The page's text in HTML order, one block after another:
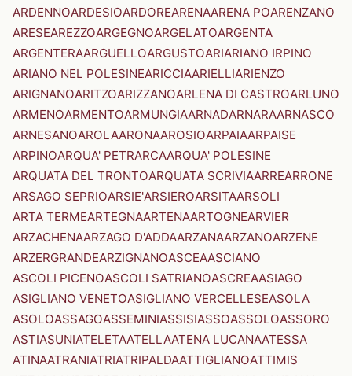
ARDENNOARDESIOARDOREARENAARENA POARENZANO
ARESEAREZZOARGEGNOARGELATOARGENTA
ARGENTERAARGUELLOARGUSTOARIARIANO IRPINO
ARIANO NEL POLESINEARICCIAARIELLIARIENZO
ARIGNANOARITZOARIZZANOARLENA DI CASTROARLUNO
ARMENOARMENTOARMUNGIAARNADARNARAARNASCO
ARNESANOAROLAARONAAROSIOARPAIAARPAISE
ARPINOARQUA' PETRARCAARQUA' POLESINE
ARQUATA DEL TRONTOARQUATA SCRIVIAARREARRONE
ARSAGO SEPRIOARSIE'ARSIEROARSITAARSOLI
ARTA TERMEARTEGNAARTENAARTOGNEARVIER
ARZACHENAARZAGO D'ADDAARZANAARZANOARZENE
ARZERGRANDEARZIGNANOASCEAASCIANO
ASCOLI PICENOASCOLI SATRIANOASCREAASIAGO
ASIGLIANO VENETOASIGLIANO VERCELLESEASOLA
ASOLOASSAGOASSEMINIASSISIASSOASSOLOASSORO
ASTIASUNIATELETAATELLAATENA LUCANAATESSA
ATINAATRANIATRIATRIPALDAATTIGLIANOATTIMIS